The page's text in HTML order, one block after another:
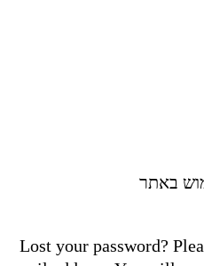
באתר
Lost your password?